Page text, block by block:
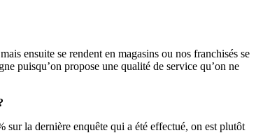
ensuite se rendent en magasins ou nos franchisés se
puisqu’on propose une qualité de service qu’on ne
sur la dernière enquête qui a été effectué, on est plutôt